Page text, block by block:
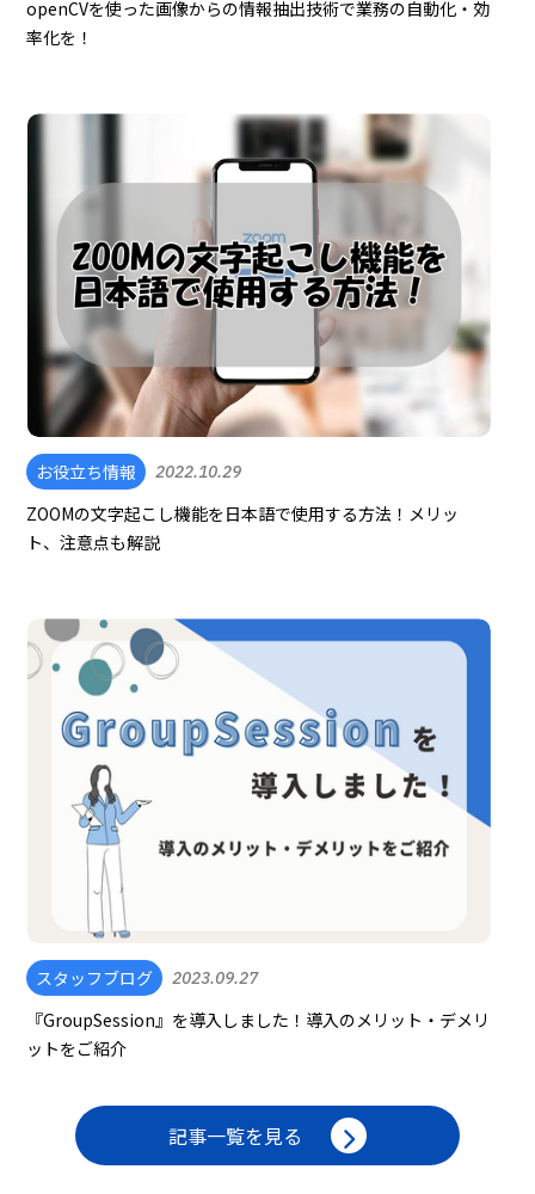
openCVを使った画像からの情報抽出技術で業務の自動化・効
率化を！
お役立ち情報 2022.10.29
ZOOMの文字起こし機能を日本語で使用する方法！メリッ
ト、注意点も解説
スタッフブログ 2023.09.27
『GroupSession』を導入しました！導入のメリット・デメリ
ットをご紹介
記事一覧を見る